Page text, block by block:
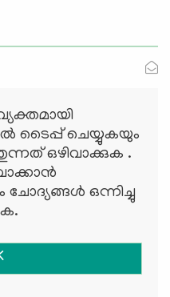
ടൈപ്പ് ചെയ്യുകയും
ഒഴിവാക്കുക .
ചോദ്യങ്ങള്‍ ഒന്നിച്ചു